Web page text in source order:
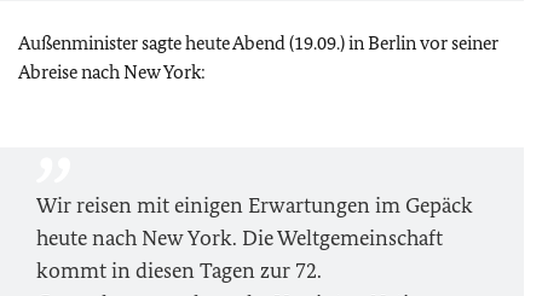
Außenminister sagte heute Abend (19.09.) in Berlin vor seiner
Abreise nach New York:
Wir reisen mit einigen Erwartungen im Gepäck
heute nach New York. Die Weltgemeinschaft
kommt in diesen Tagen zur 72.